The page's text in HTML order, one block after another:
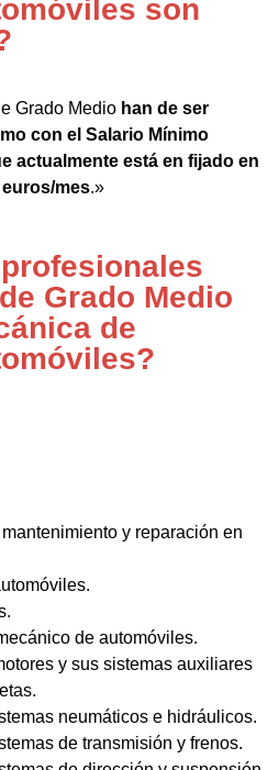
son
Grado Medio han de ser
con el Salario Mínimo
actualmente está en fijado en
euros/mes.»
Grado Medio
de
y reparación en
de automóviles.
y sus sistemas auxiliares
neumáticos e hidráulicos.
de transmisión y frenos.